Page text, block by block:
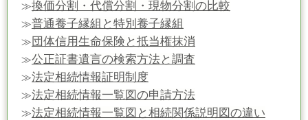
≫換価分割・代償分割・現物分割の比較
≫普通養子縁組と特別養子縁組
≫団体信用生命保険と抵当権抹消
≫公正証書遺言の検索方法と調査
≫法定相続情報証明制度
≫法定相続情報一覧図の申請方法
≫法定相続情報一覧図と相続関係説明図の違い